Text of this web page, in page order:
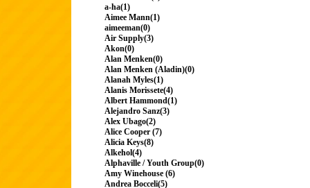
a-ha(1)
Aimee Mann(1)
aimeeman(0)
Air Supply(3)
Akon(0)
Alan Menken(0)
Alan Menken (Aladin)(0)
Alanah Myles(1)
Alanis Morissete(4)
Albert Hammond(1)
Alejandro Sanz(3)
Alex Ubago(2)
Alice Cooper (7)
Alicia Keys(8)
Alkehol(4)
Alphaville / Youth Group(0)
Amy Winehouse (6)
Andrea Bocceli(5)